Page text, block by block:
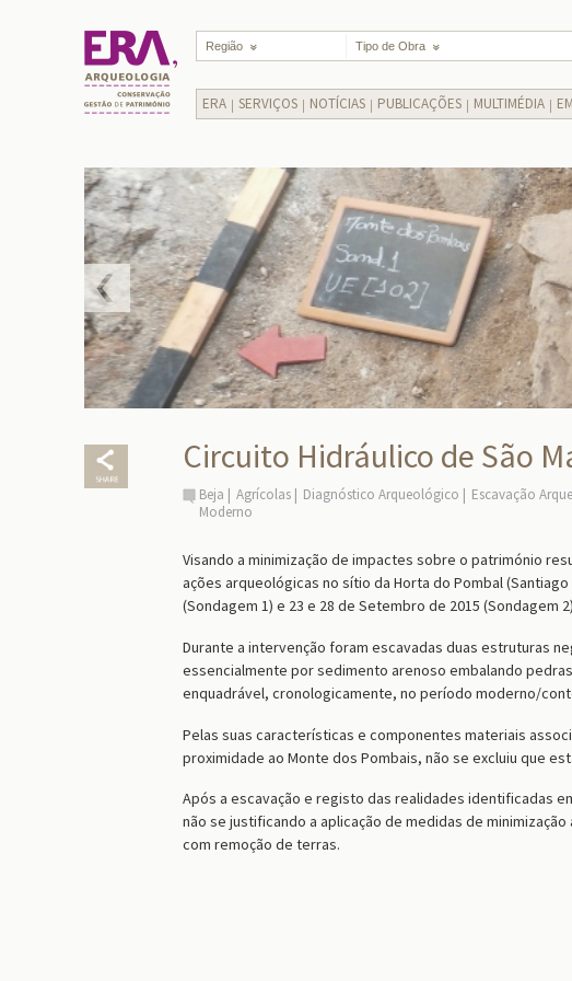
Região Tipo de Obra
ERA SERVIÇOS NOTÍCIAS PUBLICAÇÕES MULTIMÉDIA
Circuito Hidráulico de São
Beja Agrícolas Diagnóstico Arqueológico Escavação
Moderno
Visando a minimização de impactes sobre o património
ações arqueológicas no sítio da Horta do Pombal
(Sondagem 1) e 23 e 28 de Setembro de 2015 (Sondagem
Durante a intervenção foram escavadas duas estruturas
essencialmente por sedimento arenoso embalando
enquadrável, cronologicamente, no período moderno/
Pelas suas características e componentes materiais
proximidade ao Monte dos Pombais, não se excluiu que
Após a escavação e registo das realidades identificadas
não se justificando a aplicação de medidas de
com remoção de terras.